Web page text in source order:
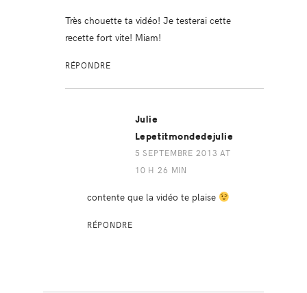
Très chouette ta vidéo! Je testerai cette
recette fort vite! Miam!
RÉPONDRE
Julie
Lepetitmondedejulie
5 SEPTEMBRE 2013 AT
10 H 26 MIN
contente que la vidéo te plaise
RÉPONDRE